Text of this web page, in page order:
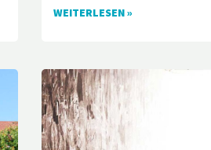
WEITERLESEN »